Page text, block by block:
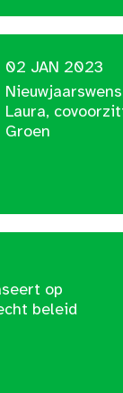
02 JAN 2023
Laura,
Groen
op
beleid